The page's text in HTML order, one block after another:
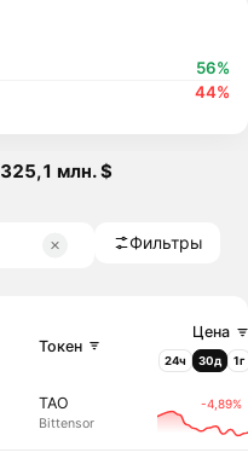
56%
44%
325,1 млн. $
Фильтры
Токен
Цена
24ч 30д 1г
TAO
Bittensor
-4,89%